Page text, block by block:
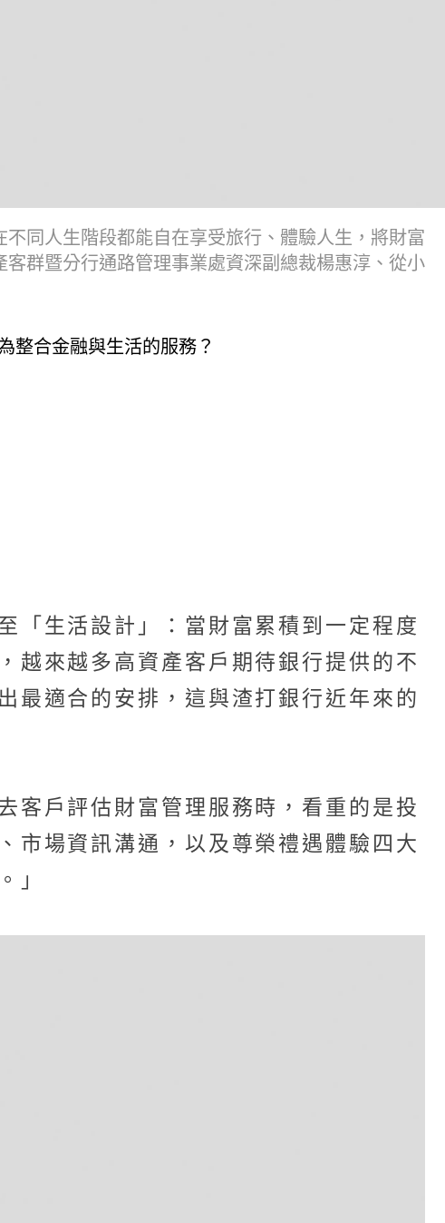
同人生階段都能自在享受旅行、體驗人生，將財富
群暨分行通路管理事業處資深副總裁楊惠淳、從小
整合金融與生活的服務？
「生活設計」：當財富累積到一定程度
越來越多高資產客戶期待銀行提供的不
最適合的安排，這與渣打銀行近年來的
客戶評估財富管理服務時，看重的是投
市場資訊溝通，以及尊榮禮遇體驗四大
」